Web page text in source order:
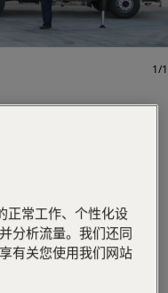
1/1
8,500 kg
14.3 m
可在重负载下提供可
超长作业半径与高效
正常工作、个性化设
分析流量。我们还同
有关您使用我们网站